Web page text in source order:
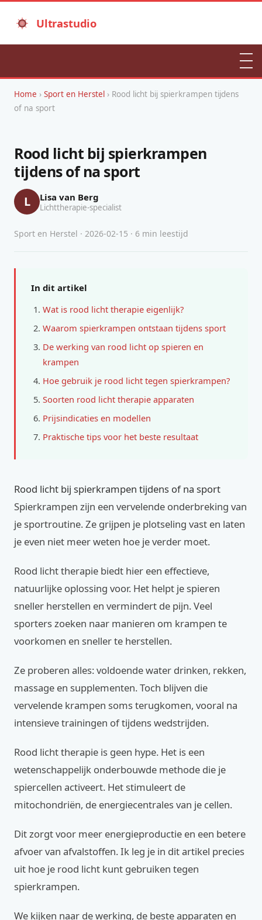
Ultrastudio
Home › Sport en Herstel › Rood licht bij spierkrampen tijdens
of na sport
Rood licht bij spierkrampen
tijdens of na sport
L Lisa van Berg
Lichttherapie-specialist
Sport en Herstel · 2026-02-15 · 6 min leestijd
In dit artikel
Wat is rood licht therapie eigenlijk?
Waarom spierkrampen ontstaan tijdens sport
De werking van rood licht op spieren en
krampen
Hoe gebruik je rood licht tegen spierkrampen?
Soorten rood licht therapie apparaten
Prijsindicaties en modellen
Praktische tips voor het beste resultaat
Rood licht bij spierkrampen tijdens of na sport
Spierkrampen zijn een vervelende onderbreking van
je sportroutine. Ze grijpen je plotseling vast en laten
je even niet meer weten hoe je verder moet.
Rood licht therapie biedt hier een effectieve,
natuurlijke oplossing voor. Het helpt je spieren
sneller herstellen en vermindert de pijn. Veel
sporters zoeken naar manieren om krampen te
voorkomen en sneller te herstellen.
Ze proberen alles: voldoende water drinken, rekken,
massage en supplementen. Toch blijven die
vervelende krampen soms terugkomen, vooral na
intensieve trainingen of tijdens wedstrijden.
Rood licht therapie is geen hype. Het is een
wetenschappelijk onderbouwde methode die je
spiercellen activeert. Het stimuleert de
mitochondriën, de energiecentrales van je cellen.
Dit zorgt voor meer energieproductie en een betere
afvoer van afvalstoffen. Ik leg je in dit artikel precies
uit hoe je rood licht kunt gebruiken tegen
spierkrampen.
We kijken naar de werking, de beste apparaten en